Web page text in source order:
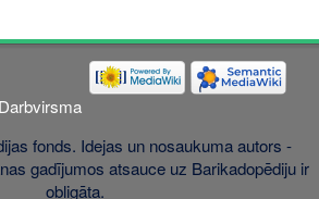
Darbvirsma
fonds. Idejas un nosaukuma autors -
gadījumos atsauce uz Barikadopēdiju ir
obligāta.